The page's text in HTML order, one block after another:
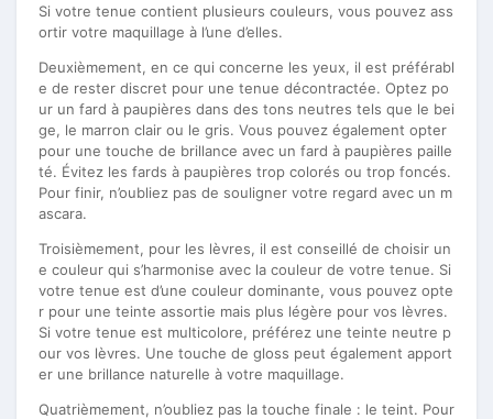
Si votre tenue contient plusieurs couleurs, vous pouvez ass
ortir votre maquillage à l’une d’elles.
Deuxièmement, en ce qui concerne les yeux, il est préférabl
e de rester discret pour une tenue décontractée. Optez po
ur un fard à paupières dans des tons neutres tels que le bei
ge, le marron clair ou le gris. Vous pouvez également opter
pour une touche de brillance avec un fard à paupières paille
té. Évitez les fards à paupières trop colorés ou trop foncés.
Pour finir, n’oubliez pas de souligner votre regard avec un m
ascara.
Troisièmement, pour les lèvres, il est conseillé de choisir un
e couleur qui s’harmonise avec la couleur de votre tenue. Si
votre tenue est d’une couleur dominante, vous pouvez opte
r pour une teinte assortie mais plus légère pour vos lèvres.
Si votre tenue est multicolore, préférez une teinte neutre p
our vos lèvres. Une touche de gloss peut également apport
er une brillance naturelle à votre maquillage.
Quatrièmement, n’oubliez pas la touche finale : le teint. Pour